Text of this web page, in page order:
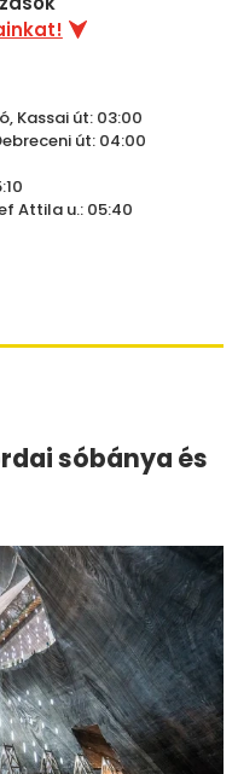
Kassai út: 03:00
út: 04:00
Attila u.: 05:40
sóbánya és